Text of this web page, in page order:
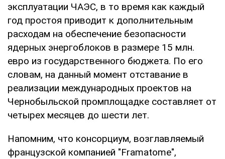
эксплуатации ЧАЭС, в то время как каждый
год простоя приводит к дополнительным
расходам на обеспечение безопасности
ядерных энергоблоков в размере 15 млн.
евро из государственного бюджета. По его
словам, на данный момент отставание в
реализации международных проектов на
Чернобыльской промплощадке составляет от
четырех месяцев до шести лет.
Напомним, что консорциум, возглавляемый
французской компанией "Framatome",